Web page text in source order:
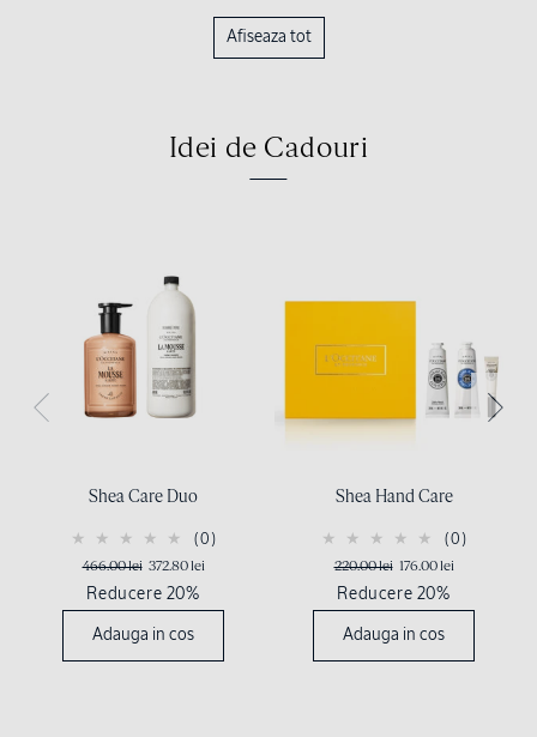
Afiseaza tot
Idei de Cadouri
Shea Care Duo
(0)
466.00 lei 372.80 lei
Reducere 20%
Adauga in cos
Shea Hand Care
(0)
220.00 lei 176.00 lei
Reducere 20%
Adauga in cos